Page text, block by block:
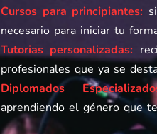
Cursos para principiantes:
necesario para iniciar tu
Tutorias personalizadas:
profesionales que ya se
Diplomados
aprendiendo el género que